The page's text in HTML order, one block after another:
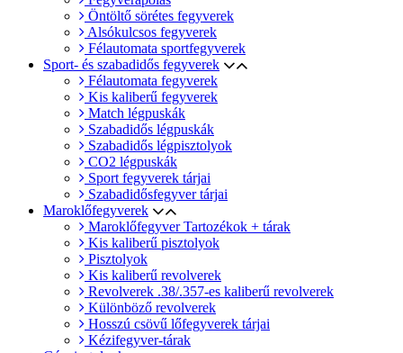
Öntöltő sörétes fegyverek
Alsókulcsos fegyverek
Félautomata sportfegyverek
Sport- és szabadidős fegyverek
Félautomata fegyverek
Kis kaliberű fegyverek
Match légpuskák
Szabadidős légpuskák
Szabadidős légpisztolyok
CO2 légpuskák
Sport fegyverek tárjai
Szabadidősfegyver tárjai
Maroklőfegyverek
Maroklőfegyver Tartozékok + tárak
Kis kaliberű pisztolyok
Pisztolyok
Kis kaliberű revolverek
Revolverek .38/.357-es kaliberű revolverek
Különböző revolverek
Hosszú csövű lőfegyverek tárjai
Kézifegyver-tárak